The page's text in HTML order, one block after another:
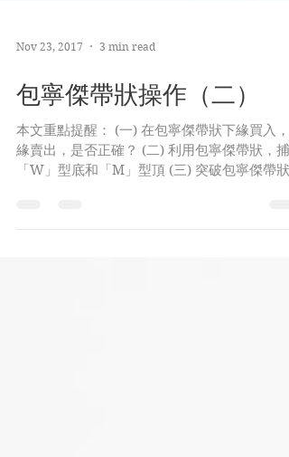
Nov 23, 2017 3 min read
包寧傑帶狀操作（二）
本文重點提醒： (一) 在包寧傑帶狀下緣買入，
啟示